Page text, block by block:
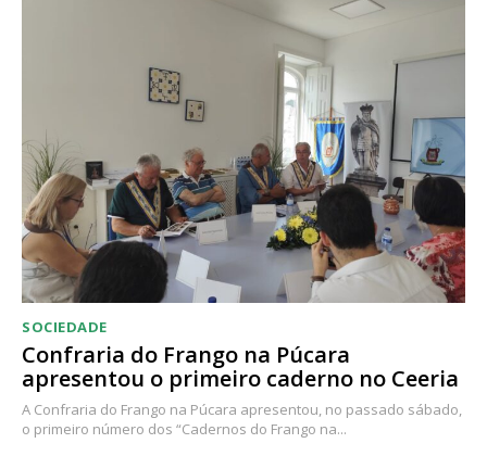
SOCIEDADE
Confraria do Frango na Púcara
apresentou o primeiro caderno no Ceeria
A Confraria do Frango na Púcara apresentou, no passado sábado,
o primeiro número dos “Cadernos do Frango na...